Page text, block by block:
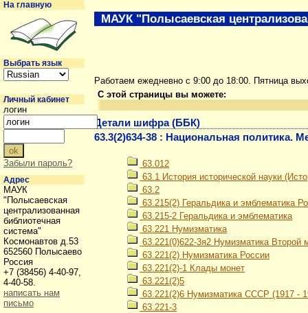
Работаем ежедневно с 9:00 до 18:00. Пятница
С этой страницы вы можете:
Детали шифра (ББК)
63.3(2)634-38 : Национальная политика.
63.012
63.1 История исторической науки
63.2
63.215(2) Геральдика и эмблематика
63.215-2 Геральдика и эмблематика
63.221 Нумизматика
63.221(0)622-3я2 Нумизматика
63.221(2) Нумизматика России
63.221(2)-1 Клады монет
63.221(2)5
63.221(2)6 Нумизматика СССР (1917 -
63.221-3
МАУК "Полысаевская
На главную
Выбрать язык
Личный кабинет
логин
Забыли пароль?
Адрес
МАУК
"Полысаевская
централизованная
библиотечная
система"
Космонавтов д.53
652560 Полысаево
Россия
+7 (38456) 4-40-97,
4-40-58.
написать нам
письмо